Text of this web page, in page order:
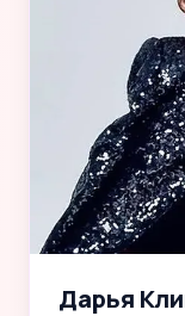
Дарья